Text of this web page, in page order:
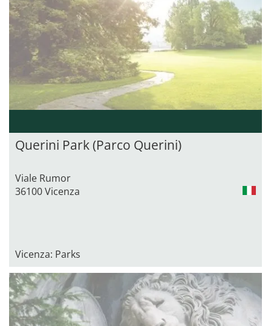
Querini Park (Parco Querini)
Viale Rumor
36100 Vicenza
Vicenza: Parks